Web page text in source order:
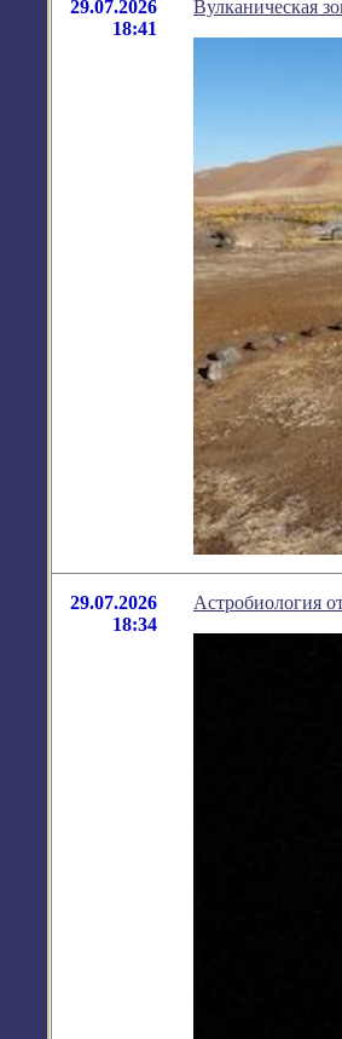
29.07.2026
18:41
Вулканическая
29.07.2026
18:34
Астробиология